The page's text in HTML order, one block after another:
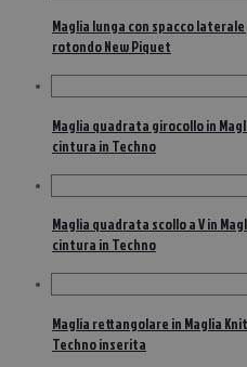
Maglia lunga con spacco
rotondo New Piquet
Maglia quadrata girocollo in
cintura in Techno
Maglia quadrata scollo a V in
cintura in Techno
Maglia rettangolare in Maglia
Techno inserita